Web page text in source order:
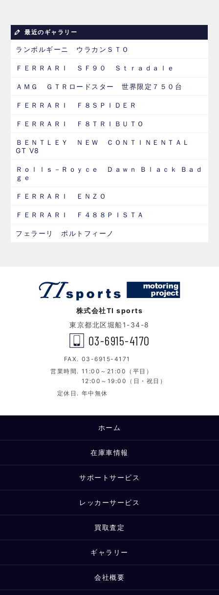
最近のギャラリー
ランボルギーニ ウラカンＳＴＯ
ＦＥＲＲＡＲＩ ＳＦ９０ Ｓｔｒａｄａｌｅ
ＡＭＧ ＧＴＲロードスター 世界限定７５０台
ＦＥＲＲＡＲＩ Ｆ８ＳＰＩＤＥＲ
ＦＥＲＲＡＲＩ Ｆ８ＴＲＩＢＵＴＯ
ＢＥＮＴＬＥＹ ＮＥＷ ＣＯＮＴＩＮＥＮＴＡＬ
GT V8
Ｒｏｌｌｓ－Ｒｏｙｃｅ Ｄａｗｎ Ｂｌａｃｋ Ｂａｄ
ｇｅ
ＦＥＲＲＡＲＩ ＥＮＺＯ
ＦＥＲＲＡＲＩ Ｆ４８８ＰＩＳＴＡ
フェラーリ ポルトフィーノ
株式会社TI sports
東京都北区堀船1-34-8
03-6915-4170
FAX. 03-6915-4171
営業時間. 11:00～21:00（平日）
12:00～19:00（日・祝日）
定休日. 年中無休
ホーム
在庫車情報
サポートサービス
レッカーサービス
買取査定
ギャラリー
会社概要